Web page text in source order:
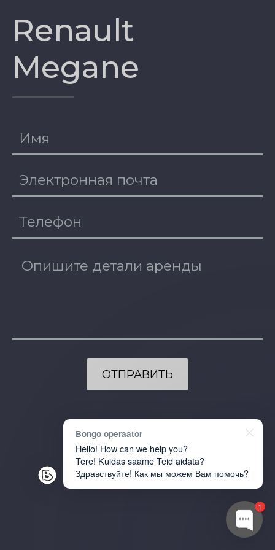
EE RU DE EN FI
Renault
Megane
1
Bongo operaator
Hello! How can we help you?
Tere! Kuidas saame Teid aidata?
Здравствуйте! Как мы можем Вам помочь?